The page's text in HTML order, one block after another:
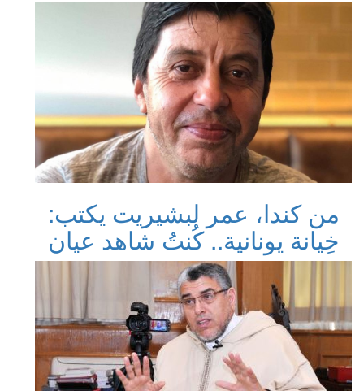
من كندا، عمر لبشيريت يكتب:
خِيانة يونانية.. كُنتُ شاهد عيان